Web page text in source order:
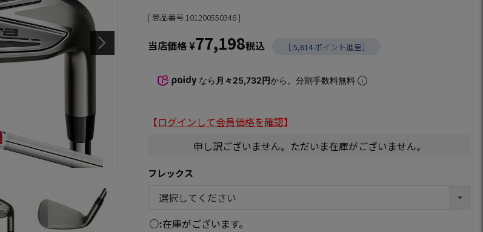
商品番号 101200550346
当店価格¥77,198税込 ［5,614 ポイント進呈］
なら 月々25,732円から。分割手数料無料
【ログインして会員価格を確認】
申し訳ございません。ただいま在庫がございません。
フレックス
○ 在庫がございます。